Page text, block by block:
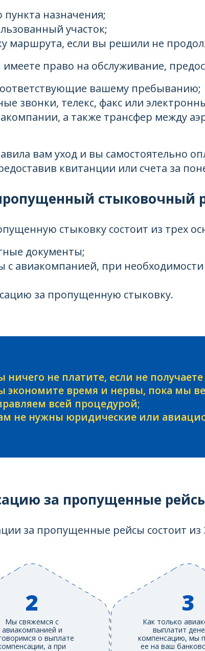
назначения;
участок;
маршрута, если вы решили не
право на обслуживание,
вашему пребыванию;
звонки, телекс, факс или
а также трансфер между
вам уход и вы самостоятельно
квитанции или счета за
стыковочный
стыковку состоит из трех
документы;
с авиакомпанией, при
за пропущенную стыковку.
ничего не платите, если не
экономите время и нервы, пока мы
всей процедурой;
не нужны юридические или
за пропущенные
за пропущенные рейсы состоит из
2
Мы свяжемся с
авиакомпанией и
о выплате
а при
3
Как только
выплатит
компенсацию, мы
ее на ваш